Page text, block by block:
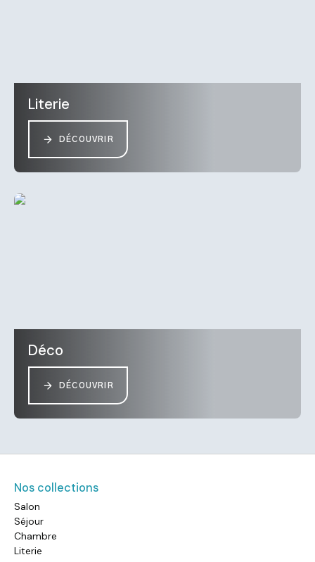
Literie
DÉCOUVRIR
Déco
DÉCOUVRIR
Nos collections
Salon
Séjour
Chambre
Literie